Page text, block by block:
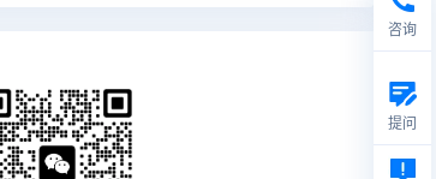
咨询
提问